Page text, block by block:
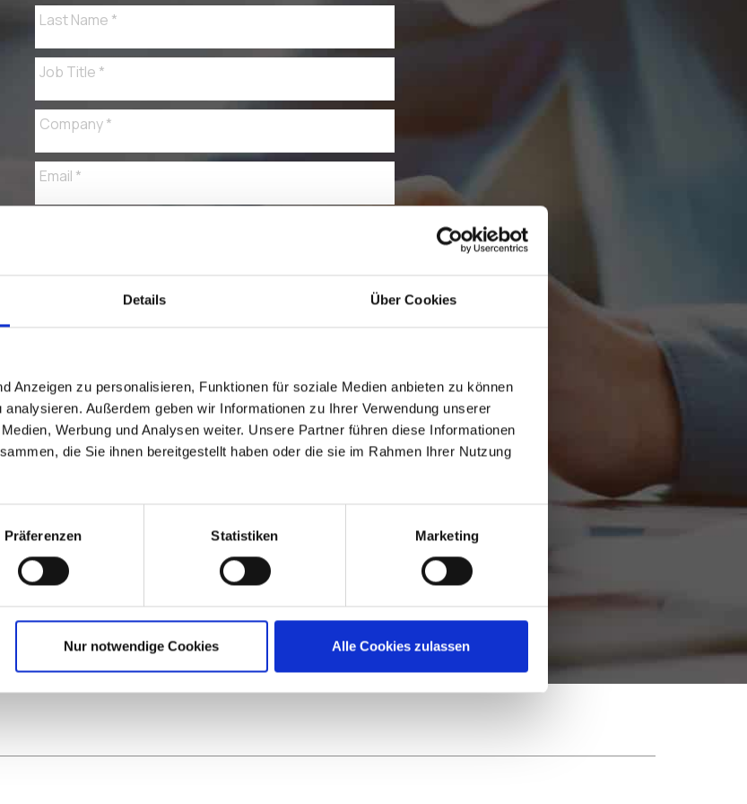
Details Über Cookies
Anzeigen zu personalisieren, Funktionen für soziale Medien anbieten zu können
Außerdem geben wir Informationen zu Ihrer Verwendung unserer
Werbung und Analysen weiter. Unsere Partner führen diese Informationen
die Sie ihnen bereitgestellt haben oder die sie im Rahmen Ihrer Nutzung
Präferenzen Statistiken Marketing
Nur notwendige Cookies Alle Cookies zulassen
Are you currently using VDI, DaaS and/or cloud
workspaces to support your remote workforce?